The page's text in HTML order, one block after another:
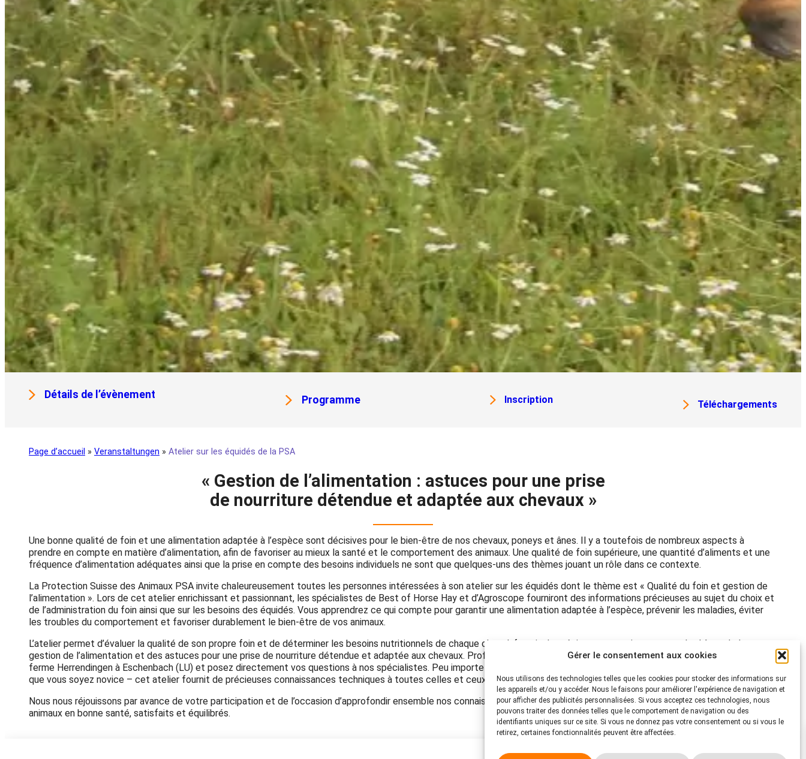
Gérer le consentement aux cookies
Nous utilisons des technologies telles que les cookies pour stocker des informations sur
les appareils et/ou y accéder. Nous le faisons pour améliorer l'expérience de navigation et
pour afficher des publicités personnalisées. Si vous acceptez ces technologies, nous
pouvons traiter des données telles que le comportement de navigation ou des
identifiants uniques sur ce site. Si vous ne donnez pas votre consentement ou si vous le
retirez, certaines fonctionnalités peuvent être affectées.
Détails de l’évènement Programme Inscription Téléchargements
Page d’accueil » Veranstaltungen » Atelier sur les équidés de la PSA
« Gestion de l’alimentation : astuces pour une prise
de nourriture détendue et adaptée aux chevaux »
Une bonne qualité de foin et une alimentation adaptée à l’espèce sont décisives pour le bien-être de nos chevaux, poneys et ânes. Il y a toutefois de nombreux aspects à
prendre en compte en matière d’alimentation, afin de favoriser au mieux la santé et le comportement des animaux. Une qualité de foin supérieure, une quantité d’aliments et une
fréquence d’alimentation adéquates ainsi que la prise en compte des besoins individuels ne sont que quelques-uns des thèmes jouant un rôle dans ce contexte.
La Protection Suisse des Animaux PSA invite chaleureusement toutes les personnes intéressées à son atelier sur les équidés dont le thème est « Qualité du foin et gestion de
l’alimentation ». Lors de cet atelier enrichissant et passionnant, les spécialistes de Best of Horse Hay et d’Agroscope fourniront des informations précieuses au sujet du choix et
de l’administration du foin ainsi que sur les besoins des équidés. Vous apprendrez ce qui compte pour garantir une alimentation adaptée à l’espèce, prévenir les maladies, éviter
les troubles du comportement et favoriser durablement le bien-être de vos animaux.
L’atelier permet d’évaluer la qualité de son propre foin et de déterminer les besoins nutritionnels de chaque cheval, fournit de précieuses connaissances sur le thème de la
gestion de l’alimentation et des astuces pour une prise de nourriture détendue et adaptée aux chevaux. Profitez de l’occasion de continuer à vous former dans la magnifique
ferme Herrendingen à Eschenbach (LU) et posez directement vos questions à nos spécialistes. Peu importe que vous ayez déjà de l’expérience dans l’élevage des chevaux ou
que vous soyez novice – cet atelier fournit de précieuses connaissances techniques à toutes celles et ceux souhaitant améliorer le bien-être de leurs équidés.
Nous nous réjouissons par avance de votre participation et de l’occasion d’approfondir ensemble nos connaissances en matière d’alimentation adaptée à l’espèce – pour des
animaux en bonne santé, satisfaits et équilibrés.